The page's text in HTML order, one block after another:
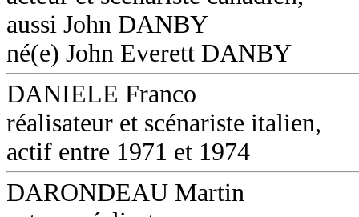
aussi John DANBY
né(e) John Everett DANBY
DANIELE Franco
réalisateur et scénariste italien,
actif entre 1971 et 1974
DARONDEAU Martin